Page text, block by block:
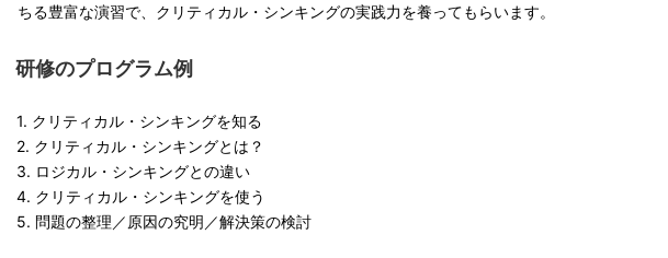
ちる豊富な演習で、クリティカル・シンキングの実践力を養ってもらいます。
研修のプログラム例
1. クリティカル・シンキングを知る
2. クリティカル・シンキングとは？
3. ロジカル・シンキングとの違い
4. クリティカル・シンキングを使う
5. 問題の整理／原因の究明／解決策の検討